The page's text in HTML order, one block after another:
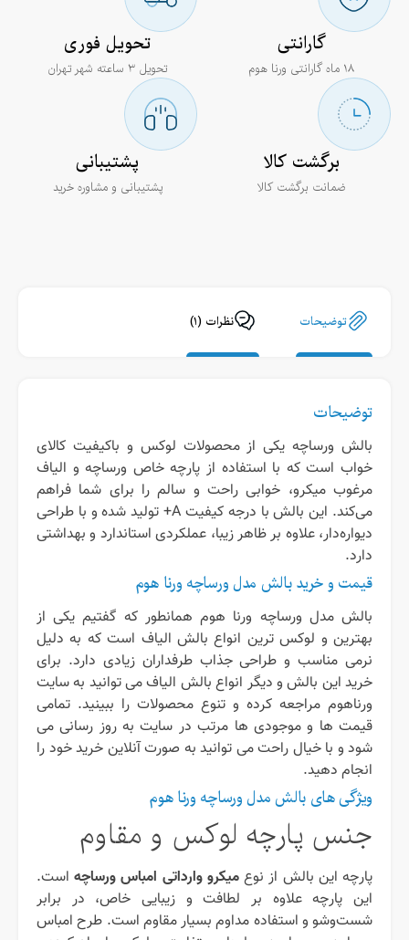
گارانتی
۱۸ ماه گارانتی ورنا هوم
تحویل فوری
تحویل ۳ ساعته شهر تهران
برگشت کالا
ضمانت برگشت کالا
پشتیبانی
پشتیبانی و مشاوره خرید
توضیحات نظرات (۱)
توضیحات
بالش ورساچه یکی از محصولات لوکس و باکیفیت کالای
خواب است که با استفاده از پارچه خاص ورساچه و الیاف
مرغوب میکرو، خوابی راحت و سالم را برای شما فراهم
می‌کند. این بالش با درجه کیفیت A+ تولید شده و با طراحی
دیواره‌دار، علاوه بر ظاهر زیبا، عملکردی استاندارد و بهداشتی
دارد.
قیمت و خرید بالش مدل ورساچه ورنا هوم
بالش مدل ورساچه ورنا هوم همانطور که گفتیم یکی از
بهترین و لوکس ترین انواع بالش الیاف است که به دلیل
نرمی مناسب و طراحی جذاب طرفداران زیادی دارد. برای
خرید این بالش و دیگر انواع بالش الیاف می توانید به سایت
ورناهوم مراجعه کرده و تنوع محصولات را ببینید. تمامی
قیمت ها و موجودی ها مرتب در سایت به روز رسانی می
شود و با خیال راحت می توانید به صورت آنلاین خرید خود را
انجام دهید.
ویژگی های بالش مدل ورساچه ورنا هوم
جنس پارچه لوکس و مقاوم
پارچه این بالش از نوعمیکرو وارداتی امباس ورساچهاست.
این پارچه علاوه بر لطافت و زیبایی خاص، در برابر
شست‌وشو و استفاده مداوم بسیار مقاوم است. طرح امباس